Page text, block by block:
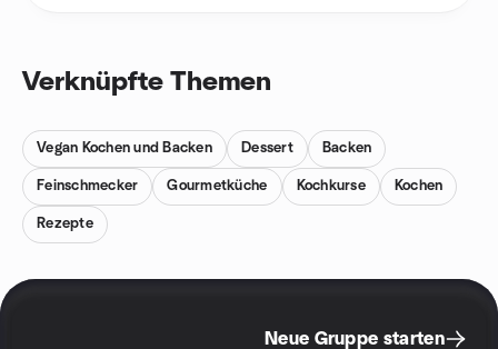
Verknüpfte Themen
Vegan Kochen und Backen Dessert Backen
Feinschmecker Gourmetküche Kochkurse Kochen
Rezepte
Neue Gruppe starten